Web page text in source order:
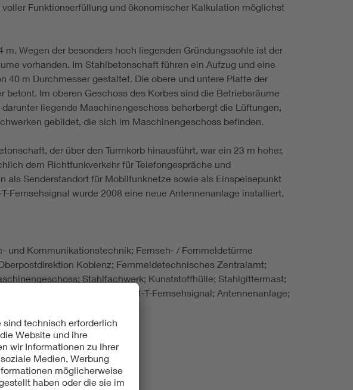
Funktionserfüllung und ökonomischer Kalkulation möglichst
Wegen der besonders hoch liegenden Gründungssohle ist der
vorhanden. Im Stahlbetonschaft führen ein Aufzug und eine
40 m Durchmesser gestaltet. Die obere und untere Platte der
Im oberen Geschoss des Korbes sind die Betriebsräume
liegende Maschinengeschoss beherbergt die Lüftungen,
gebildet, die sich im Maschinengeschoss befinden.
der über den Turmkorb hinausführt, war ein 23 m hoher,
dem Richtfunkverkehr für Telefongespräche und
als Senderstandort für Mobilfunknetze sowie als Einspeisepunkt
Fernsehsignal wurde 2008 eine neue Antennenanlage installiert,
und Kommunikationstechnik; Fernseh- / Fernmeldetürme
Koblenz; Fernmeldetechnisches Zentralamt;
Stahlfachwerk; Kunststoffhülle; Stahlgittermast;
Kabelfernsehen; DVB-T-Fernsehsignal; Antennenanlage;